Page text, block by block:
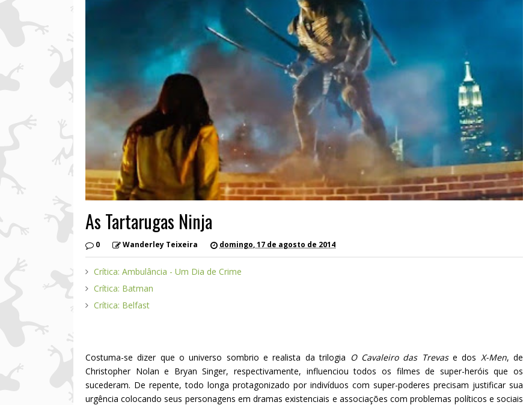
As Tartarugas Ninja
0 Wanderley Teixeira domingo, 17 de agosto de 2014
Crítica: Ambulância - Um Dia de Crime
Crítica: Batman
Crítica: Belfast
Costuma-se dizer que o universo sombrio e realista da trilogia O Cavaleiro das Trevas e dos X-Men, de
Christopher Nolan e Bryan Singer, respectivamente, influenciou todos os filmes de super-heróis que os
sucederam. De repente, todo longa protagonizado por indivíduos com super-poderes precisam justificar sua
urgência colocando seus personagens em dramas existenciais e associações com problemas políticos e sociais